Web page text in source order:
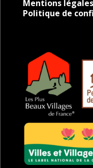
Mentions légales
Politique de